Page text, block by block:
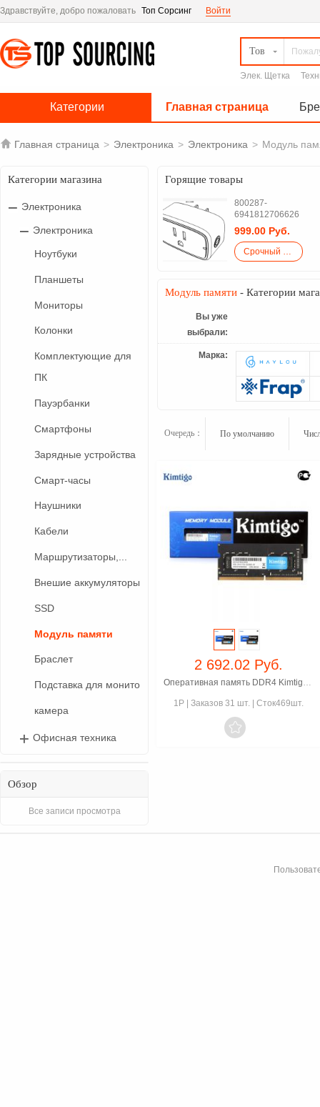
Здравствуйте, добро пожаловать Топ Сорсинг Войти
Тов
Элек. Щетка
Категории Главная страница
 Главная страница > Электроника > Электроника > Модуль
Категории магазина
Электроника
Электроника
Ноутбуки
Планшеты
Мониторы
Колонки
Комплектующие для
ПК
Пауэрбанки
Смартфоны
Зарядные устройства
Смарт-часы
Наушники
Кабели
Маршрутизаторы,...
Внешие аккумуляторы
SSD
Модуль памяти
Браслет
Подставка для монито
камера
Офисная техника
Обзор
Все записи просмотра
Горящие товары
800287-
6941812706626
999.00 Руб.
Срочный закупка
Модуль памяти - Категории
Вы уже
выбрали:
Марка:
Очередь： По умолчанию
2 692.02 Руб.
Оперативная память DDR4 Kimtigo KMKS8G868-2666V
1P Заказов 31 шт. Сток469шт.
